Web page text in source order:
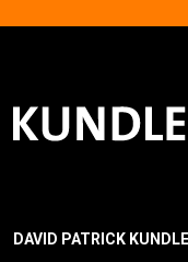
DAVID PATRICK